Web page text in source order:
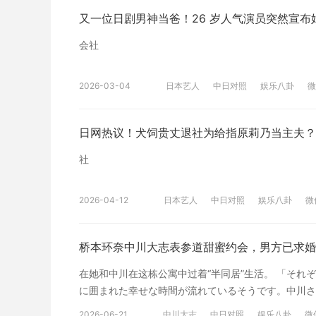
将依法采取措施移除相关内容或屏蔽相关链接。 在
又一位日剧男神当爸！26 岁人气演员突然宣布
会社
2026-03-04 日本艺人 中日对照 娱乐八卦
日网热议！犬饲贵丈退社为给指原莉乃当主夫
社
2026-04-12 日本艺人 中日对照 娱乐八卦 微
桥本环奈中川大志表参道甜蜜约会，男方已求
在她和中川在这栋公寓中过着“半同居”生活。 「そ
に囲まれた幸せな時間が流れているそうです。中川